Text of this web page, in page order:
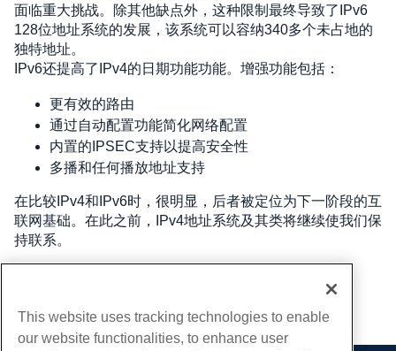
面临重大挑战。除其他缺点外，这种限制最终导致了IPv6
128位地址系统的发展，该系统可以容纳340多个未占地的
独特地址。
IPv6还提高了IPv4的日期功能功能。增强功能包括：
更有效的路由
通过自动配置功能简化网络配置
内置的IPSEC支持以提高安全性
多播和任何播放地址支持
在比较IPv4和IPv6时，很明显，后者被定位为下一阶段的互
联网基础。在此之前，IPv4地址系统及其类将继续使我们保
持联系。
复制 URL
This website uses tracking technologies to enable
our website functionalities, to enhance user